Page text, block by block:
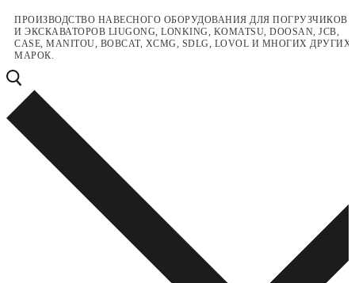
Перейти
содержимому
Меню
Закрыть
ПРОИЗВОДСТВО НАВЕСНОГО ОБОРУДОВАНИЯ ДЛЯ ПОГРУЗЧИКОВ
И ЭКСКАВАТОРОВ LIUGONG, LONKING, KOMATSU, DOOSAN, JCB,
CASE, MANITOU, BOBCAT, XCMG, SDLG, LOVOL И МНОГИХ ДРУГИХ
МАРОК.